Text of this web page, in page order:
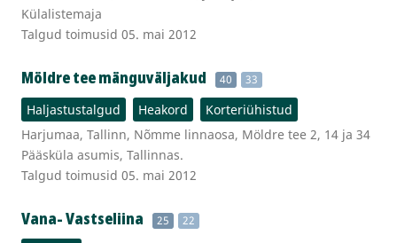
Külalistemaja
Talgud toimusid 05. mai 2012
Möldre tee mänguväljakud 40 33
Haljastustalgud Heakord
Korteriühistud
Harjumaa, Tallinn, Nõmme linnaosa, Möldre tee 2, 14 ja 34
Pääsküla asumis, Tallinnas.
Talgud toimusid 05. mai 2012
Vana- Vastseliina 25 22